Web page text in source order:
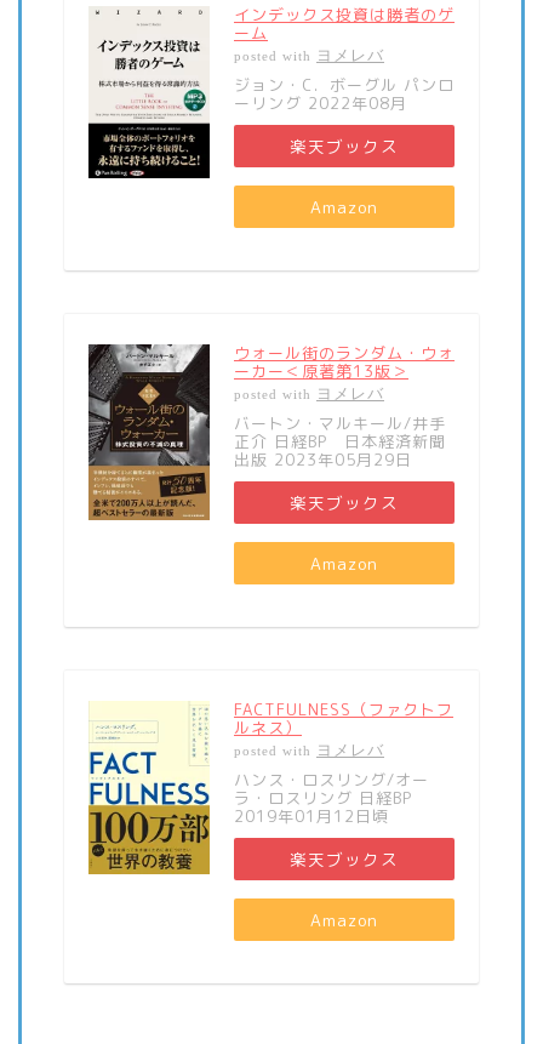
インデックス投資は勝者のゲ
ーム
posted with ヨメレバ
ジョン・C．ボーグル パンロ
ーリング 2022年08月
楽天ブックス
Amazon
ウォール街のランダム・ウォ
ーカー＜原著第13版＞
posted with ヨメレバ
バートン・マルキール/井手
正介 日経BP 日本経済新聞
出版 2023年05月29日
楽天ブックス
Amazon
FACTFULNESS（ファクトフ
ルネス）
posted with ヨメレバ
ハンス・ロスリング/オー
ラ・ロスリング 日経BP
2019年01月12日頃
楽天ブックス
Amazon